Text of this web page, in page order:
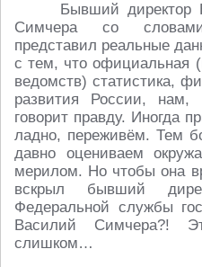
Бывший директор
Симчера со
представил реальные
с тем, что официальная
ведомств) статистика,
развития России, нам,
говорит правду. Иногда
ладно, переживём. Тем
давно оцениваем
мерилом. Но чтобы она
вскрыл бывший
Федеральной службы
Василий Симчера?!
слишком…